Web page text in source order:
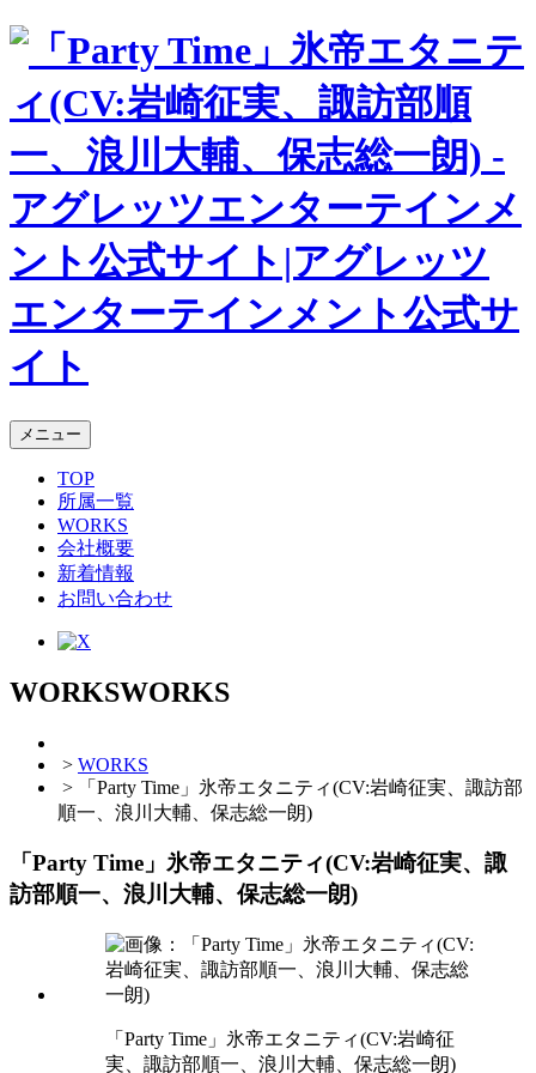
メニュー
TOP
所属一覧
WORKS
会社概要
新着情報
お問い合わせ
WORKSWORKS
> WORKS
> 「Party Time」氷帝エタニティ(CV:岩崎征実、諏訪部
順一、浪川大輔、保志総一朗)
「Party Time」氷帝エタニティ(CV:岩崎征実、諏
訪部順一、浪川大輔、保志総一朗)
「Party Time」氷帝エタニティ(CV:岩崎征
実、諏訪部順一、浪川大輔、保志総一朗)